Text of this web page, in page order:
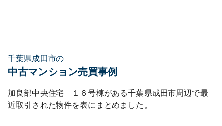
千葉県成田市の
中古マンション売買事例
加良部中央住宅 １６号棟がある千葉県成田市周辺で最
近取引された物件を表にまとめました。